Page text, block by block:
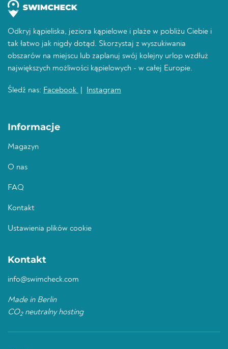
Odkryj kąpieliska, jeziora kąpielowe i plaże w pobliżu Ciebie i
tak łatwo jak nigdy dotąd. Skorzystaj z wyszukiwania
obszarów na miejscu lub zaplanuj swój kolejny urlop wzdłuż
największych możliwości kąpielowych - w całej Europie.
Śledź nas: Facebook Instagram
Informacje
Magazyn
O nas
FAQ
Kontakt
Ustawienia plików cookie
Kontakt
info@swimcheck.com
Made in Berlin
CO2neutralny hosting